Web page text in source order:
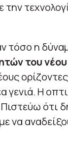
τόσο η
του
γενιά. Η
ότι
να